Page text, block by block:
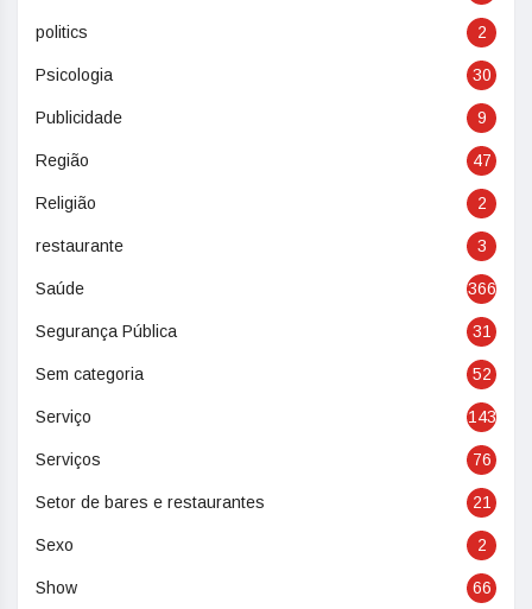
politics 2
Psicologia 30
Publicidade 9
Região 47
Religião 2
restaurante 3
Saúde 366
Segurança Pública 31
Sem categoria 52
Serviço 143
Serviços 76
Setor de bares e restaurantes 21
Sexo 2
Show 66